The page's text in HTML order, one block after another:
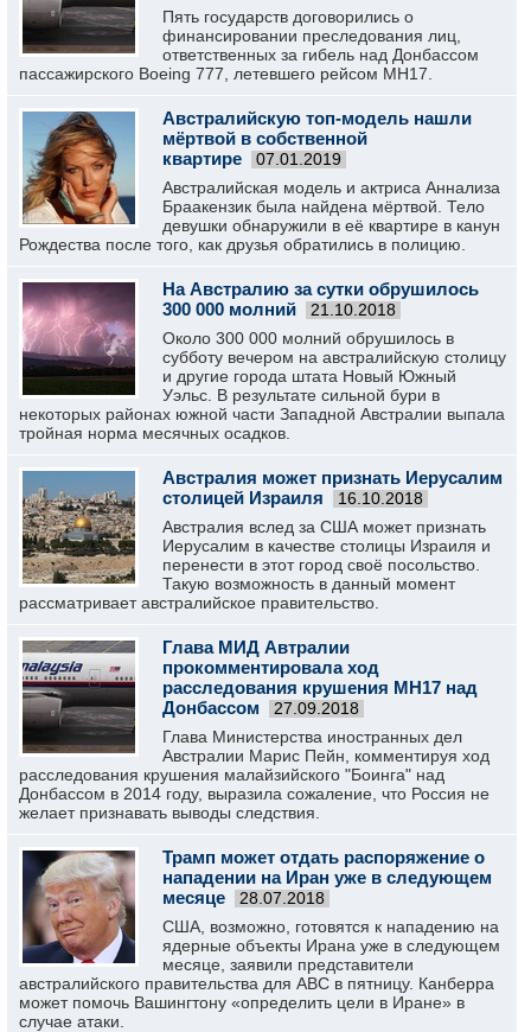
Пять государств договорились о
финансировании преследования лиц,
ответственных за гибель над Донбассом
пассажирского Boeing 777, летевшего рейсом MH17.
Австралийскую топ-модель нашли
мёртвой в собственной
квартире
07.01.2019
Австралийская модель и актриса Аннализа
Браакензик была найдена мёртвой. Тело
девушки обнаружили в её квартире в канун
Рождества после того, как друзья обратились в полицию.
На Австралию за сутки обрушилось
300 000 молний
21.10.2018
Около 300 000 молний обрушилось в
субботу вечером на австралийскую столицу
и другие города штата Новый Южный
Уэльс. В результате сильной бури в
некоторых районах южной части Западной Австралии выпала
тройная норма месячных осадков.
Австралия может признать Иерусалим
столицей Израиля
16.10.2018
Австралия вслед за США может признать
Иерусалим в качестве столицы Израиля и
перенести в этот город своё посольство.
Такую возможность в данный момент
рассматривает австралийское правительство.
Глава МИД Автралии
прокомментировала ход
расследования крушения MH17 над
Донбассом
27.09.2018
Глава Министерства иностранных дел
Австралии Марис Пейн, комментируя ход
расследования крушения малайзийского "Боинга" над
Донбассом в 2014 году, выразила сожаление, что Россия не
желает признавать выводы следствия.
Трамп может отдать распоряжение о
нападении на Иран уже в следующем
месяце
28.07.2018
США, возможно, готовятся к нападению на
ядерные объекты Ирана уже в следующем
месяце, заявили представители
австралийского правительства для ABC в пятницу. Канберра
может помочь Вашингтону «определить цели в Иране» в
случае атаки.